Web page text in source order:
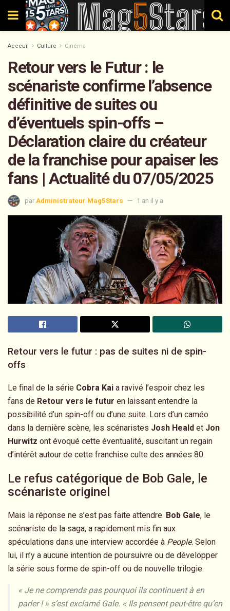
Acceuil Culture Cinéma
Retour vers le Futur : le
scénariste confirme l’absence
définitive de suites ou
d’éventuels spin-offs –
Déclaration claire du créateur
de la franchise pour apaiser les
fans | Actualité du 07/05/2025
par Administrateur Mag5Stars 1 an il y a
Retour vers le futur : pas de suites ni de spin-
offs
Le final de la série Cobra Kai a ravivé l’espoir chez les
fans de Retour vers le futur en laissant entendre la
possibilité d’un spin-off ou d’une suite. Lors d’un caméo
dans la dernière scène, les scénaristes Josh Heald et Jon
Hurwitz ont évoqué cette éventualité, suscitant un regain
d’intérêt autour de cette franchise culte des années 80.
Le refus catégorique de Bob Gale, le
scénariste originel
Mais la réponse ne s’est pas faite attendre. Bob Gale, le
scénariste de la saga, a rapidement mis fin aux
spéculations dans une interview accordée à People. Selon
lui, il n’y a aucune intention de poursuivre ou de développer
la série sous forme de spin-off ou de nouvelle trilogie.
« Je ne comprends pas pourquoi ils continuent à en
parler ! » s’est exclamé Gale. « Ils pensent peut-être qu’en